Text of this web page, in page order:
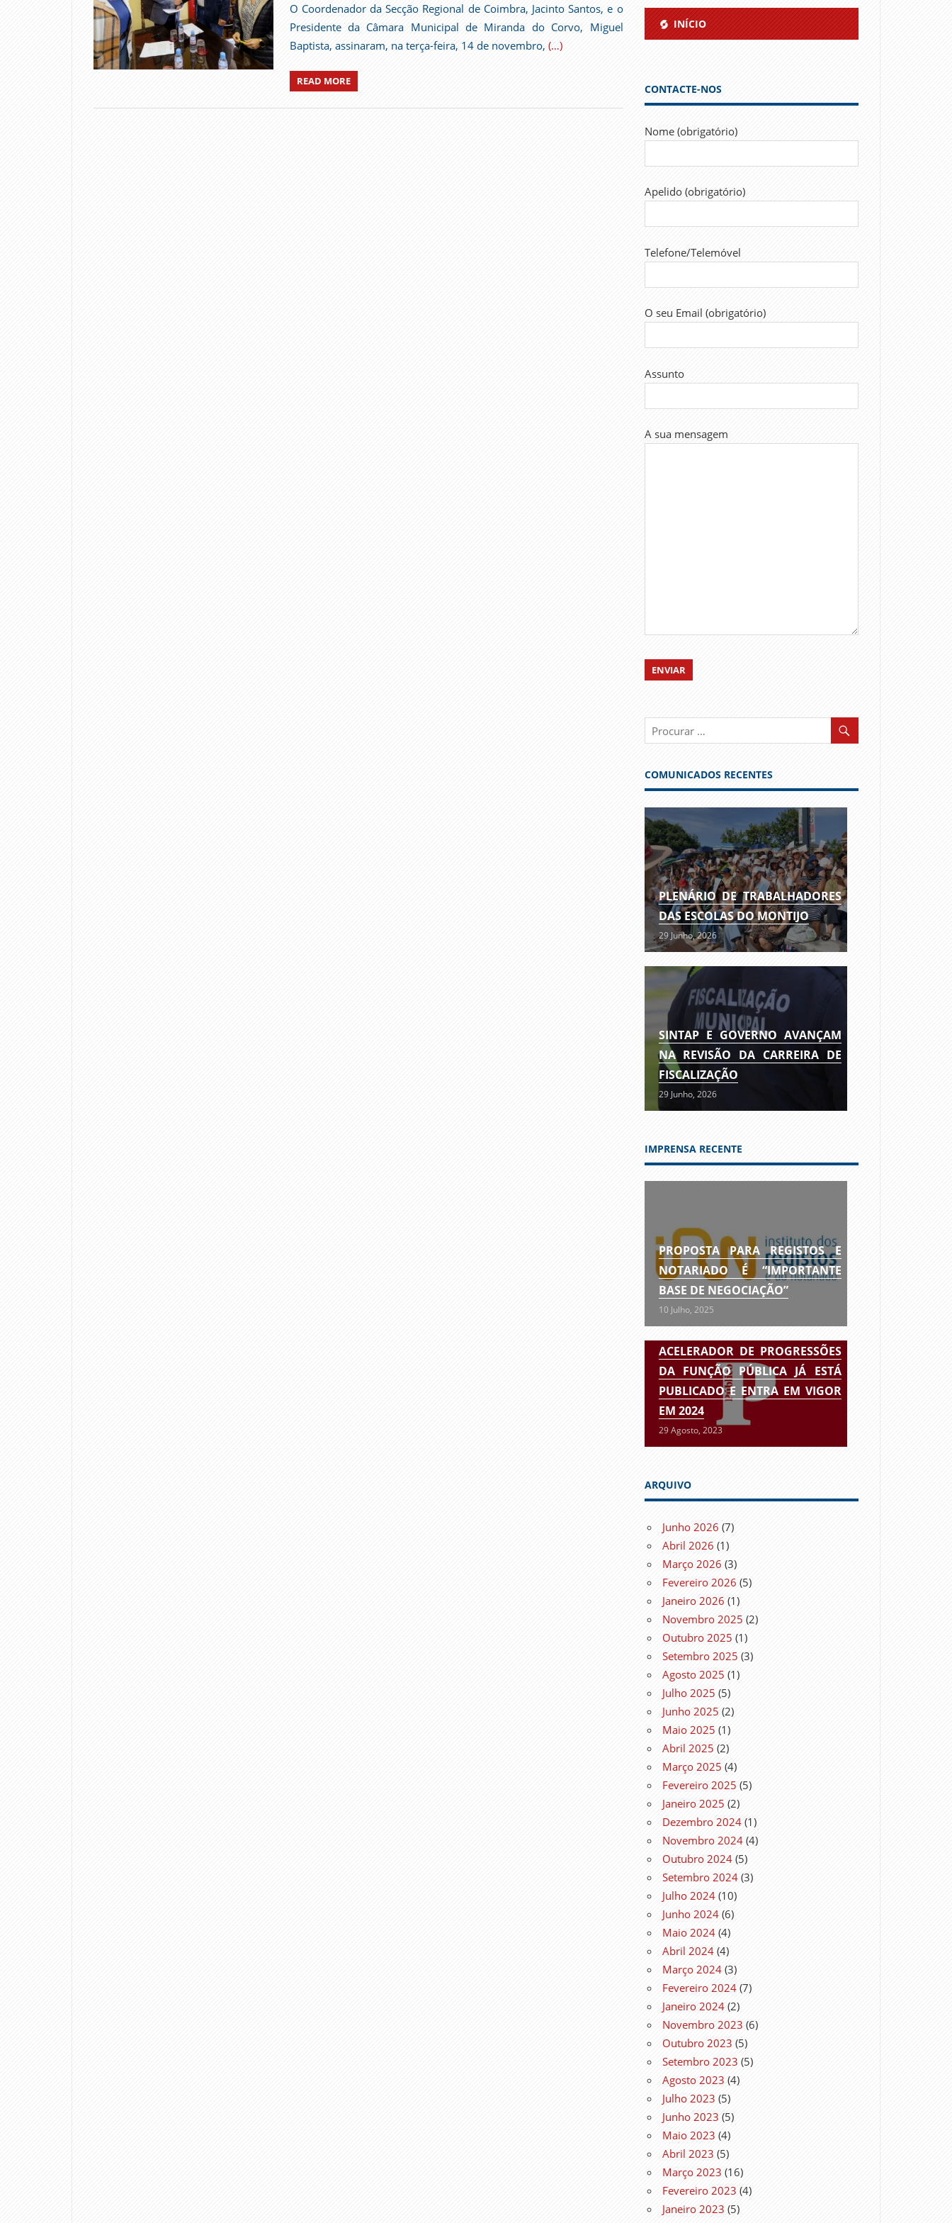
O Coordenador da Secção Regional de Coimbra, Jacinto Santos, e o
Presidente da Câmara Municipal de Miranda do Corvo, Miguel
Baptista, assinaram, na terça-feira, 14 de novembro, (…)
READ MORE
INÍCIO
CONTACTE-NOS
Nome (obrigatório)
Apelido (obrigatório)
Telefone/Telemóvel
O seu Email (obrigatório)
Assunto
A sua mensagem
COMUNICADOS RECENTES
PLENÁRIO DE TRABALHADORES
DAS ESCOLAS DO MONTIJO
29 Junho, 2026
SINTAP E GOVERNO AVANÇAM
NA REVISÃO DA CARREIRA DE
FISCALIZAÇÃO
29 Junho, 2026
IMPRENSA RECENTE
PROPOSTA PARA REGISTOS E
NOTARIADO É “IMPORTANTE
BASE DE NEGOCIAÇÃO”
10 Julho, 2025
ACELERADOR DE PROGRESSÕES
DA FUNÇÃO PÚBLICA JÁ ESTÁ
PUBLICADO E ENTRA EM VIGOR
EM 2024
29 Agosto, 2023
ARQUIVO
Junho 2026 (7)
Abril 2026 (1)
Março 2026 (3)
Fevereiro 2026 (5)
Janeiro 2026 (1)
Novembro 2025 (2)
Outubro 2025 (1)
Setembro 2025 (3)
Agosto 2025 (1)
Julho 2025 (5)
Junho 2025 (2)
Maio 2025 (1)
Abril 2025 (2)
Março 2025 (4)
Fevereiro 2025 (5)
Janeiro 2025 (2)
Dezembro 2024 (1)
Novembro 2024 (4)
Outubro 2024 (5)
Setembro 2024 (3)
Julho 2024 (10)
Junho 2024 (6)
Maio 2024 (4)
Abril 2024 (4)
Março 2024 (3)
Fevereiro 2024 (7)
Janeiro 2024 (2)
Novembro 2023 (6)
Outubro 2023 (5)
Setembro 2023 (5)
Agosto 2023 (4)
Julho 2023 (5)
Junho 2023 (5)
Maio 2023 (4)
Abril 2023 (5)
Março 2023 (16)
Fevereiro 2023 (4)
Janeiro 2023 (5)